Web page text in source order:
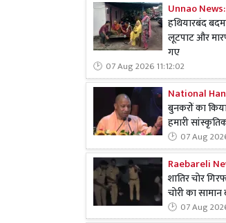
Unnao News:
हथियारबंद
लूटपाट और
गए
07 Aug 2026 11:12:02
National
बुनकरों का
हमारी
07 Aug
Raebareli
शातिर चोर
चोरी का सामान
07 Aug